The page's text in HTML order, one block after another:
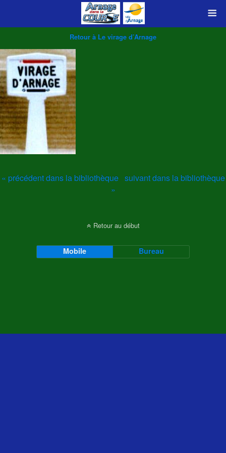
Retour à Le virage d’Arnage
« précédent dans la bibliothèque suivant dans la bibliothèque
»
Retour au début
Mobile Bureau